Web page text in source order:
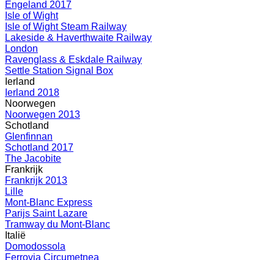
Engeland 2017
Isle of Wight
Isle of Wight Steam Railway
Lakeside & Haverthwaite Railway
London
Ravenglass & Eskdale Railway
Settle Station Signal Box
Ierland
Ierland 2018
Noorwegen
Noorwegen 2013
Schotland
Glenfinnan
Schotland 2017
The Jacobite
Frankrijk
Frankrijk 2013
Lille
Mont-Blanc Express
Parijs Saint Lazare
Tramway du Mont-Blanc
Italië
Domodossola
Ferrovia Circumetnea